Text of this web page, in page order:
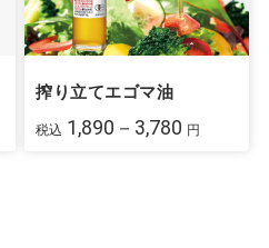
搾り立てエゴマ油
税込 1,890－3,780 円